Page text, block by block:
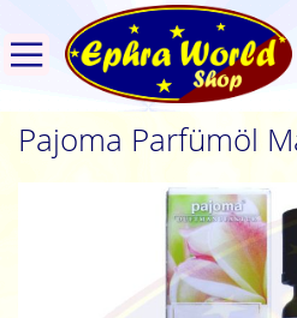
Pajoma Parfümöl